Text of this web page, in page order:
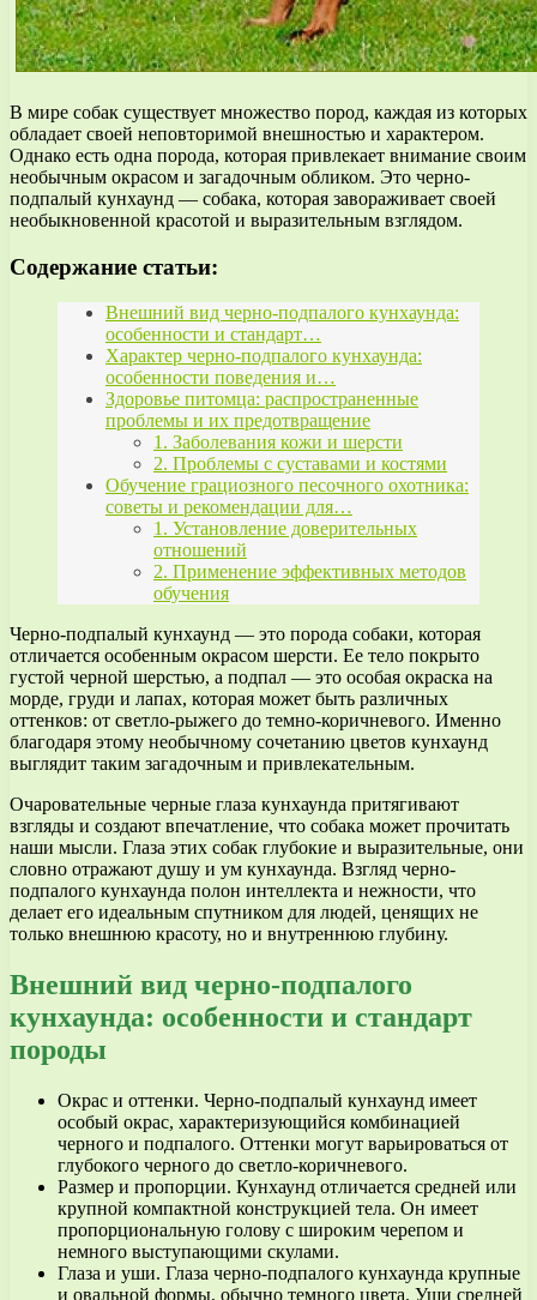
В мире собак существует множество пород, каждая из которых
обладает своей неповторимой внешностью и характером.
Однако есть одна порода, которая привлекает внимание своим
необычным окрасом и загадочным обликом. Это черно-
подпалый кунхаунд — собака, которая завораживает своей
необыкновенной красотой и выразительным взглядом.
Содержание статьи:
Внешний вид черно-подпалого кунхаунда:
особенности и стандарт…
Характер черно-подпалого кунхаунда:
особенности поведения и…
Здоровье питомца: распространенные
проблемы и их предотвращение
1. Заболевания кожи и шерсти
2. Проблемы с суставами и костями
Обучение грациозного песочного охотника:
советы и рекомендации для…
1. Установление доверительных
отношений
2. Применение эффективных методов
обучения
Черно-подпалый кунхаунд — это порода собаки, которая
отличается особенным окрасом шерсти. Ее тело покрыто
густой черной шерстью, а подпал — это особая окраска на
морде, груди и лапах, которая может быть различных
оттенков: от светло-рыжего до темно-коричневого. Именно
благодаря этому необычному сочетанию цветов кунхаунд
выглядит таким загадочным и привлекательным.
Очаровательные черные глаза кунхаунда притягивают
взгляды и создают впечатление, что собака может прочитать
наши мысли. Глаза этих собак глубокие и выразительные, они
словно отражают душу и ум кунхаунда. Взгляд черно-
подпалого кунхаунда полон интеллекта и нежности, что
делает его идеальным спутником для людей, ценящих не
только внешнюю красоту, но и внутреннюю глубину.
Внешний вид черно-подпалого
кунхаунда: особенности и стандарт
породы
Окрас и оттенки. Черно-подпалый кунхаунд имеет
особый окрас, характеризующийся комбинацией
черного и подпалого. Оттенки могут варьироваться от
глубокого черного до светло-коричневого.
Размер и пропорции. Кунхаунд отличается средней или
крупной компактной конструкцией тела. Он имеет
пропорциональную голову с широким черепом и
немного выступающими скулами.
Глаза и уши. Глаза черно-подпалого кунхаунда крупные
и овальной формы, обычно темного цвета. Уши средней